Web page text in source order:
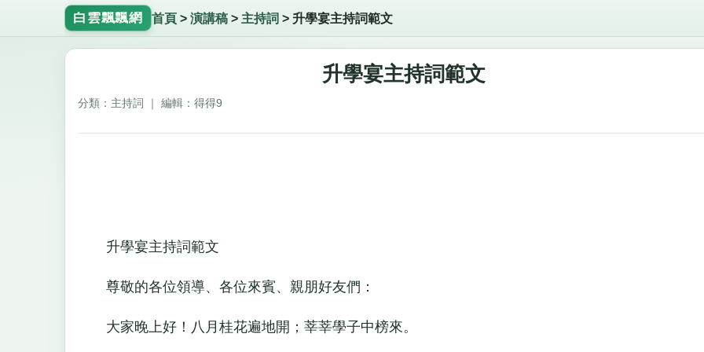
白雲飄飄網 首頁> 演講稿> 主持詞 > 升學宴主持詞範文
升學宴主持詞範文
分類：主持詞 ｜ 編輯：得得9
升學宴主持詞範文
尊敬的各位領導、各位來賓、親朋好友們：
大家晚上好！八月桂花遍地開；莘莘學子中榜來。